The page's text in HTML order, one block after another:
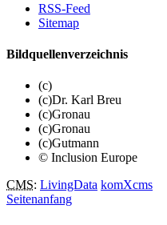
RSS-Feed
Sitemap
Bildquellenverzeichnis
(c)
(c)Dr. Karl Breu
(c)Gronau
(c)Gronau
(c)Gutmann
© Inclusion Europe
CMS: LivingData komXcms
Seitenanfang